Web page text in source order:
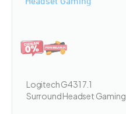
Logitech G431 7.1
Surround Headset Gaming